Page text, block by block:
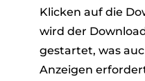
Klicken auf die
wird der
gestartet, was
Anzeigen